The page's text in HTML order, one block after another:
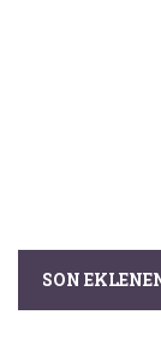
SON